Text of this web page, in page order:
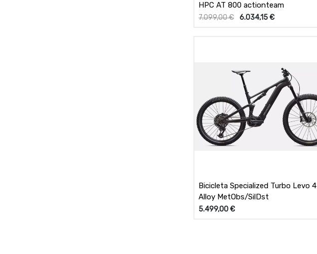
HPC AT 800 actionteam
7.099,00€ 6.034,15€
Bicicleta Specialized Turbo Levo 4
Alloy MetObs/SilDst
5.499,00€